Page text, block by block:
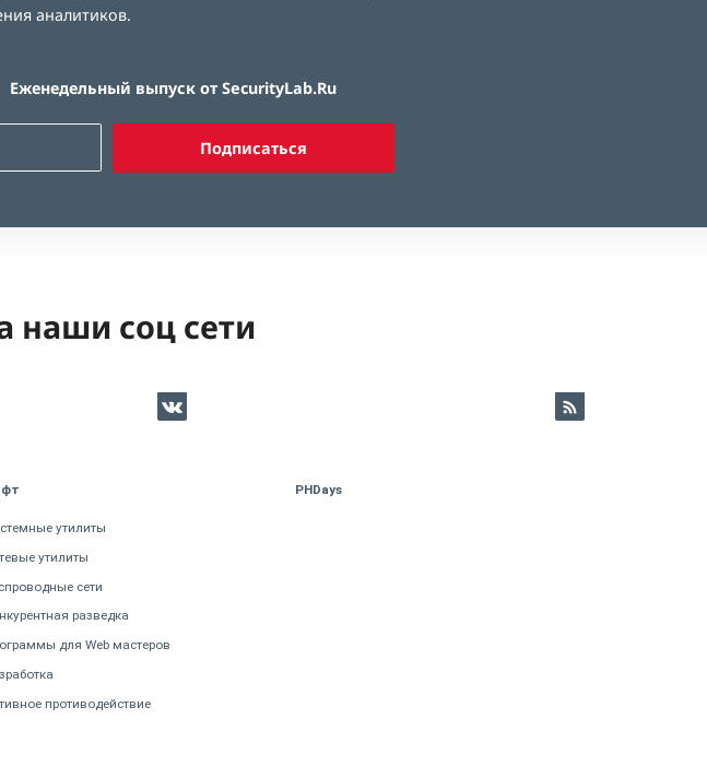
аналитиков.
Еженедельный выпуск от SecurityLab.Ru
Подписаться
наши соц сети
утилиты
утилиты
сети
разведка
для Web мастеров
противодействие
PHDays